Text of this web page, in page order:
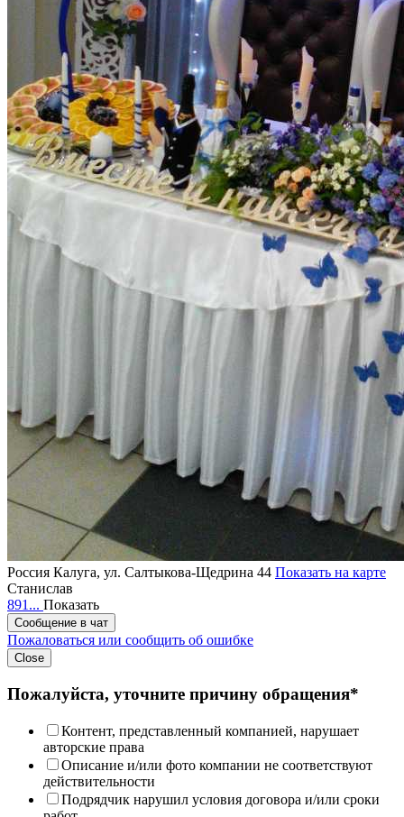
Россия Калуга, ул. Салтыкова-Щедрина 44 Показать на карте
Станислав
891... Показать
Сообщение в чат
Пожаловаться или сообщить об ошибке
Close
Пожалуйста, уточните причину обращения*
Контент, представленный компанией, нарушает
авторские права
Описание и/или фото компании не соответствуют
действительности
Подрядчик нарушил условия договора и/или сроки